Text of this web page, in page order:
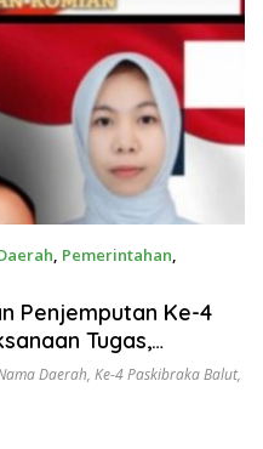
, Pemerintahan,
Penjemputan Ke-4
Tugas,
Daerah, Ke-4 Paskibraka Balut,